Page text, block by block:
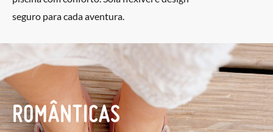
seguro para cada aventura.
ROMÂNTICAS